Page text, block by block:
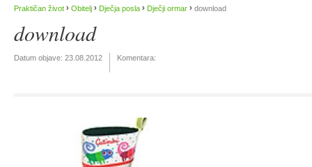
Praktičan život › Obitelj › Dječja posla › Dječji ormar › download
download
Datum objave: 23.08.2012 Komentara: